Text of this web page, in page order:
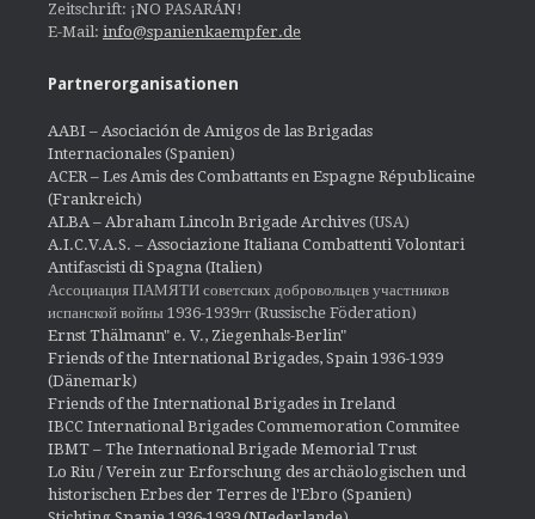
Zeitschrift: ¡NO PASARÁN!
E-Mail: info@spanienkaempfer.de
Partnerorganisationen
AABI – Asociación de Amigos de las Brigadas
Internacionales (Spanien)
ACER – Les Amis des Combattants en Espagne Républicaine
(Frankreich)
ALBA – Abraham Lincoln Brigade Archives (USA)
A.I.C.V.A.S. – Associazione Italiana Combattenti Volontari
Antifascisti di Spagna (Italien)
Ассоциация ПАМЯТИ советских добровольцев участников
испанской войны 1936-1939гг (Russische Föderation)
Ernst Thälmann" e. V., Ziegenhals-Berlin"
Friends of the International Brigades, Spain 1936-1939
(Dänemark)
Friends of the International Brigades in Ireland
IBCC International Brigades Commemoration Commitee
IBMT – The International Brigade Memorial Trust
Lo Riu / Verein zur Erforschung des archäologischen und
historischen Erbes der Terres de l'Ebro (Spanien)